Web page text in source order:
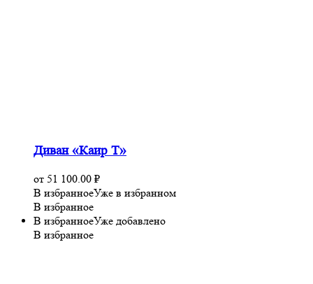
Диван «Каир Т»
от 51 100.00 ₽
В избранноеУже в избранном
В избранное
В избранноеУже добавлено
В избранное